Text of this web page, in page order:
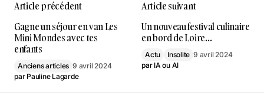
Article précédent
Gagne un séjour en van Les
Mini Mondes avec tes
enfants
Anciens articles 9 avril 2024
par Pauline Lagarde
Article suivant
Un nouveau festival culinaire
en bord de Loire…
Actu Insolite 9 avril 2024
par IA ou AI